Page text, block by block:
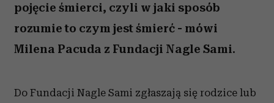
pojęcie śmierci, czyli w jaki sposób
rozumie to czym jest śmierć - mówi
Milena Pacuda z Fundacji Nagle Sami.
Do Fundacji Nagle Sami zgłaszają się rodzice lub